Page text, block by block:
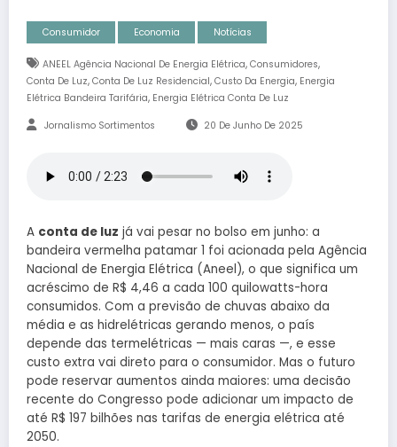
Consumidor Economia Notícias
ANEEL Agência Nacional De Energia Elétrica, Consumidores,
Conta De Luz, Conta De Luz Residencial, Custo Da Energia, Energia
Elétrica Bandeira Tarifária, Energia Elétrica Conta De Luz
Jornalismo Sortimentos 20 De Junho De 2025
A conta de luz já vai pesar no bolso em junho: a
bandeira vermelha patamar 1 foi acionada pela Agência
Nacional de Energia Elétrica (Aneel), o que significa um
acréscimo de R$ 4,46 a cada 100 quilowatts-hora
consumidos. Com a previsão de chuvas abaixo da
média e as hidrelétricas gerando menos, o país
depende das termelétricas — mais caras —, e esse
custo extra vai direto para o consumidor. Mas o futuro
pode reservar aumentos ainda maiores: uma decisão
recente do Congresso pode adicionar um impacto de
até R$ 197 bilhões nas tarifas de energia elétrica até
2050.